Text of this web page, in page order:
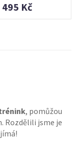
495 Kč
, pomůžou
Rozdělili jsme je